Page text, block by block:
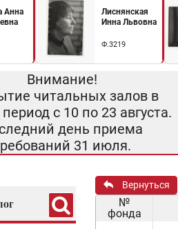
Анна
Лиснянская
Инна Львовна
Ф.3219
Внимание!
читальных залов в
с 10 по 23 августа.
день приема
31 июля.
Вернуться
№
фонда